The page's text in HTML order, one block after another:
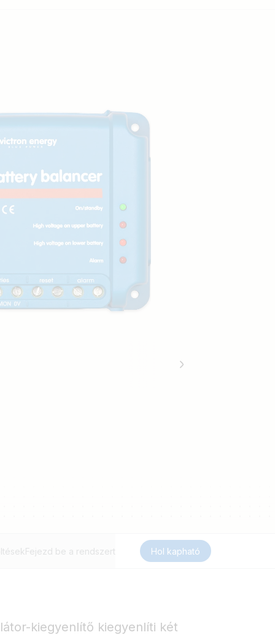
Fejezd be a rendszert Hol kapható
kiegyenlítő kiegyenlíti két